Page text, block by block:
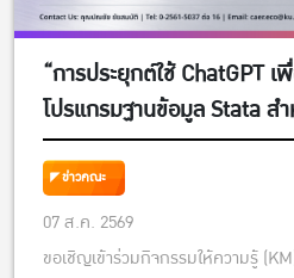
“การประยุกต์ใช้ ChatGPT
โปรแกรมฐานข้อมูล Stata ส
ข่าวคณะ
07 ส.ค. 2569
ขอเชิญเข้าร่วมกิจกรรมให้ความรู้